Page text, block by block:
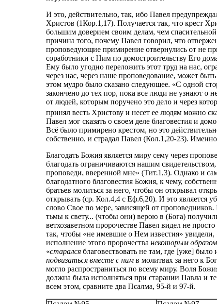
И это, действительно, так, ибо Павел
Христов (1Кор.1,17). Получается так, что крест
большим доверием своим делам, чем
причина того, почему Павел говорил, что
проповедующие примирение отвернулись от не
соработники с Ним по домостроительству Его
Ему было угодно переложить этот труд на нас,
через нас, через наше проповедование, может
этом мудро было сказано следующее. «С одной
закончено до тех пор, пока все люди не узнают о
от людей, которым поручено это дело и через
принял весть Христову и несет ее людям можно
Павел мог сказать о своем деле благовестия и
Всё было примирено крестом, но это
собственно, и страдал Павел (Кол.1,20-23).
Благодать Божия является миру сему через
благодать ограничиваются нашим
проповеди, вверенной мне» (Тит.1,3). Однако и
благодатного благовестия Божия, к чему,
братьев молиться за него, чтобы он открывал
открывать (ср. Кол.4,4 с Еф.6,20). И это является
слово Свое по мере, зависящей от
тьмы к свету... (чтобы они) верою в (Бога)
ветхозаветном пророчестве Павел видел не
так, чтобы «не имевшие о Нем известия»
исполнение этого пророчества некоторым образом
«старался благовествовать не там, где [уже]
подвизаться вместе с ним в молитвах за него к
могло распространиться по всему миру. Воля
должна была исполняться при старании Павла и
всем этом, сравните два Псалма, 95-й и 97-й.